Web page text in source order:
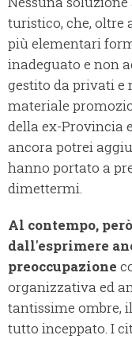
turistico, che, oltre
più elementari
inadeguato e non
gestito da privati e
materiale
della ex-Provincia
ancora potrei
hanno portato a
dimettermi.
Al contempo,
dall'esprimere
preoccupazione
organizzativa ed
tantissime ombre,
tutto inceppato. I